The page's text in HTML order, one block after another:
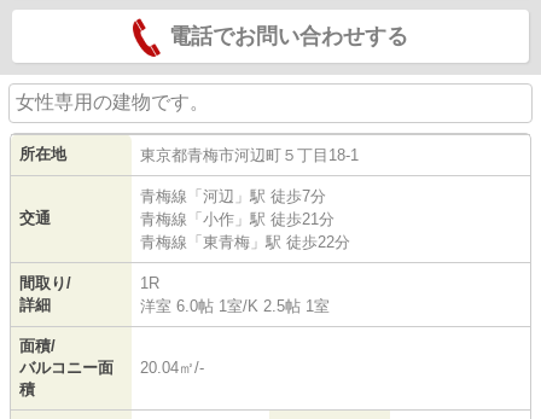
電話でお問い合わせする
女性専用の建物です。
所在地 東京都青梅市河辺町 ５丁目18-1
交通
青梅線 「 河辺 」駅 徒歩7分
青梅線 「 小作 」駅 徒歩21分
青梅線 「 東青梅 」駅 徒歩22分
間取り/
詳細
1R
洋室 6.0帖 1室/K 2.5帖 1室
面積/
バルコニー面
積
20.04㎡/-